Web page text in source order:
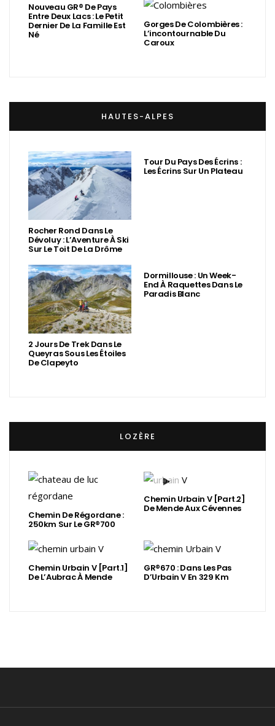
Nouveau GR® De Pays
Entre Deux Lacs : Le Petit
Dernier De La Famille Est
Né
Gorges De Colombières :
L’incontournable Du
Caroux
HAUTES-ALPES
Rocher Rond Dans Le
Dévoluy : L’Aventure À Ski
Sur Le Toit De La Drôme
Tour Du Pays Des Écrins :
Les Écrins Sur Un Plateau
2 Jours De Trek Dans Le
Queyras Sous Les Étoiles
De Clapeyto
Dormillouse : Un Week-
End À Raquettes Dans Le
Paradis Blanc
LOZÈRE
Chemin De Régordane :
250km Sur Le GR®700
Chemin Urbain V [Part.2]
De Mende Aux Cévennes
Chemin Urbain V [Part.1]
De L’Aubrac À Mende
GR®670 : Dans Les Pas
D’Urbain V En 329 Km